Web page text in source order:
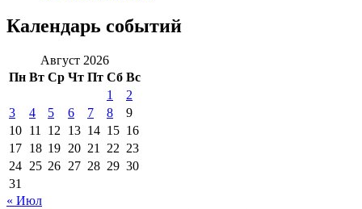
Календарь событий
Август 2026
Пн Вт Ср Чт Пт Сб Вс
1
2
3
4 5 6 7 8
9
10 11 12 13 14 15 16
17 18 19 20 21 22 23
24 25 26 27 28 29 30
31
« Июл